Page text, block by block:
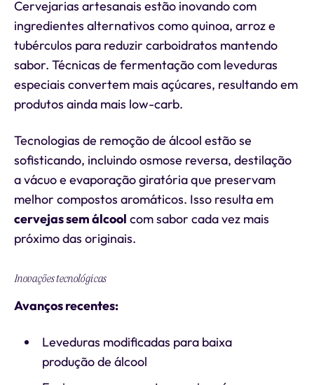
Cervejarias artesanais estão inovando com
ingredientes alternativos como quinoa, arroz e
tubérculos para reduzir carboidratos mantendo
sabor. Técnicas de fermentação com leveduras
especiais convertem mais açúcares, resultando em
produtos ainda mais low-carb.
Tecnologias de remoção de álcool estão se
sofisticando, incluindo osmose reversa, destilação
a vácuo e evaporação giratória que preservam
melhor compostos aromáticos. Isso resulta em
cervejas sem álcool com sabor cada vez mais
próximo das originais.
Inovações tecnológicas
Avanços recentes:
Leveduras modificadas para baixa
produção de álcool